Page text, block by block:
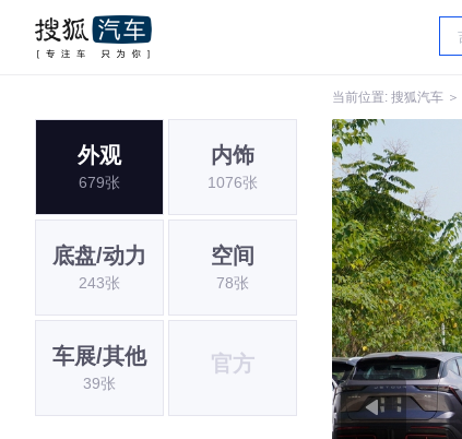
当前位置: 搜狐汽车 ＞
外观
679张
内饰
1076张
底盘/动力
243张
空间
78张
车展/其他
39张
官方